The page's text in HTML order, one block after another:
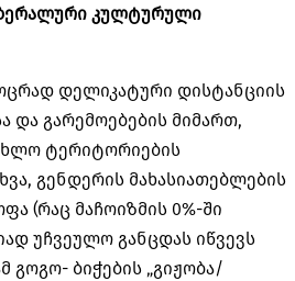
კულტურული
დელიკატური დისტანციის
და გარემოებების მიმართ,
ტერიტორიების
გენდერის მახასიათებლების
(რაც მაჩოიზმის 0%-ში
უჩვეულო განცდას იწვევს
გოგო- ბიჭების „გიჟობა/